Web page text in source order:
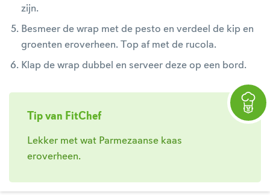
zijn.
Besmeer de wrap met de pesto en verdeel de kip en
groenten eroverheen. Top af met de rucola.
Klap de wrap dubbel en serveer deze op een bord.
Tip van FitChef
Lekker met wat Parmezaanse kaas
eroverheen.